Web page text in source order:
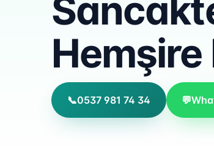
Hemşire
📞0537 981 74 34 💬